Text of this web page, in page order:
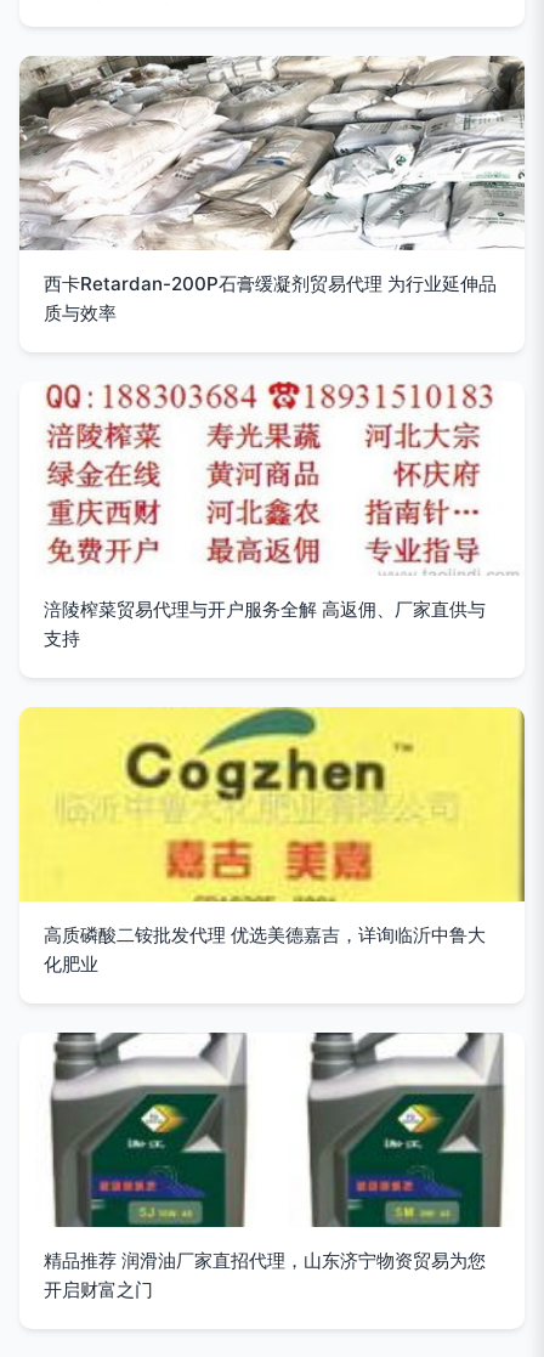
西卡Retardan-200P石膏缓凝剂贸易代理 为行业延伸品
质与效率
涪陵榨菜贸易代理与开户服务全解 高返佣、厂家直供与
支持
高质磷酸二铵批发代理 优选美德嘉吉，详询临沂中鲁大
化肥业
精品推荐 润滑油厂家直招代理，山东济宁物资贸易为您
开启财富之门